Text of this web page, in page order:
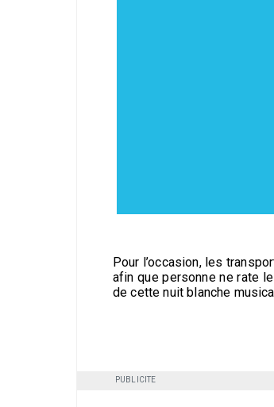
Pour l’occasion, les
afin que personne ne rate
de cette nuit blanche
PUBLICITE